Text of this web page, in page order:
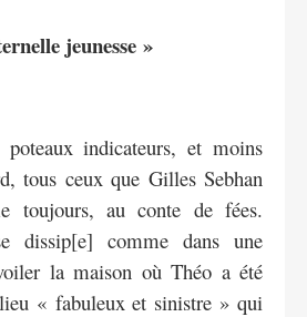
jeunesse »
indicateurs, et moins
tous ceux que Gilles Sebhan
toujours, au conte de fées.
dissip[e] comme dans une
la maison où Théo a été
« fabuleux et sinistre » qui